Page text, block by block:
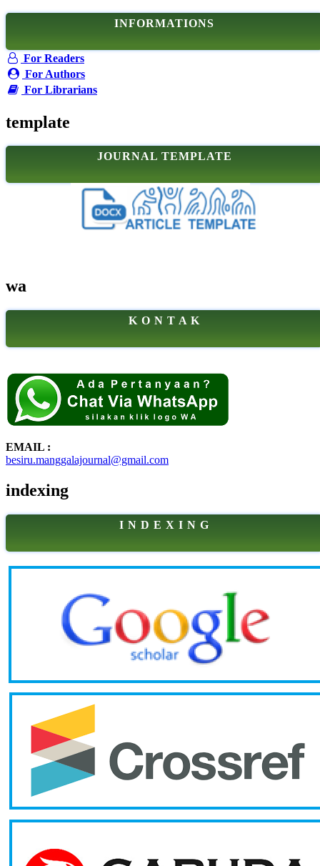
INFORMATIONS
For Readers
For Authors
For Librarians
template
JOURNAL TEMPLATE
wa
K O N T A K
EMAIL :
besiru.manggalajournal@gmail.com
indexing
I N D E X I N G